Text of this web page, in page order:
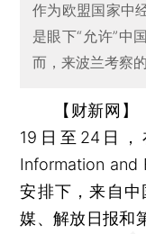
作为欧盟国家中
是眼下“允许”中
而，来波兰考察
【财新网
19日至24日，
Information and
安排下，来自
媒、解放日报和